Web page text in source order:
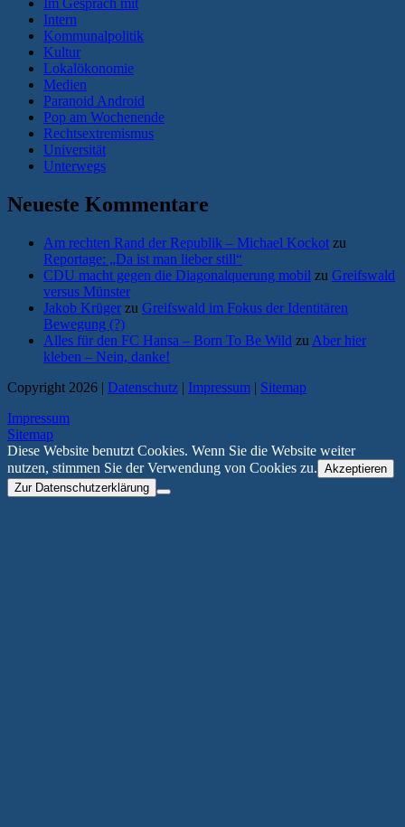
Im Gespräch mit
Intern
Kommunalpolitik
Kultur
Lokalökonomie
Medien
Paranoid Android
Pop am Wochenende
Rechtsextremismus
Universität
Unterwegs
Neueste Kommentare
Am rechten Rand der Republik – Michael Kockot zu
Reportage: „Da ist man lieber still“
CDU macht gegen die Diagonalquerung mobil zu Greifswald
versus Münster
Jakob Krüger zu Greifswald im Fokus der Identitären
Bewegung (?)
Alles für den FC Hansa – Born To Be Wild zu Aber hier
kleben – Nein, danke!
Copyright 2026 | Datenschutz | Impressum | Sitemap
Impressum
Sitemap
Diese Website benutzt Cookies. Wenn Sie die Website weiter
nutzen, stimmen Sie der Verwendung von Cookies zu. Akzeptieren
Zur Datenschutzerklärung